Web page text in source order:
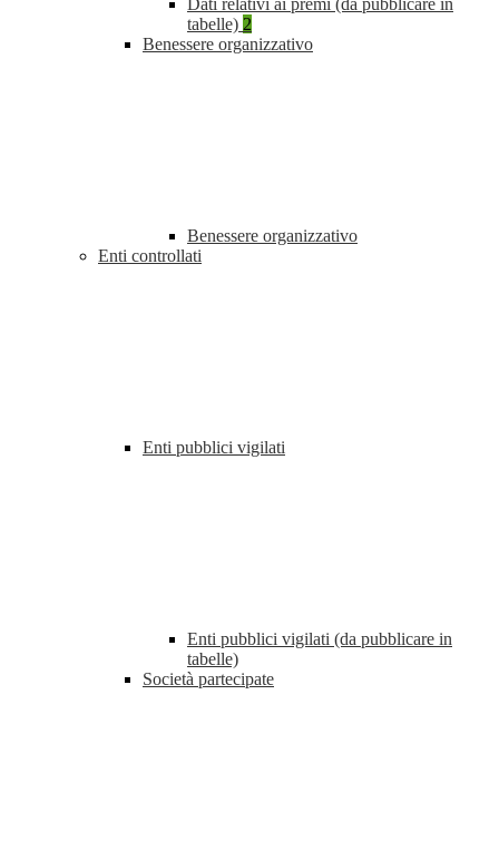
Dati relativi ai premi (da pubblicare in
tabelle) 2
Benessere organizzativo
Benessere organizzativo
Enti controllati
Enti pubblici vigilati
Enti pubblici vigilati (da pubblicare in
tabelle)
Società partecipate